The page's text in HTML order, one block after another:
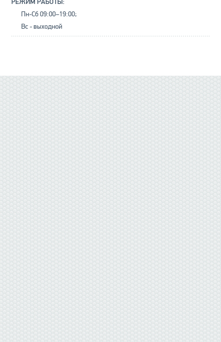
РЕЖИМ РАБОТЫ:
Пн-Сб 09:00–19:00;
Вс - выходной